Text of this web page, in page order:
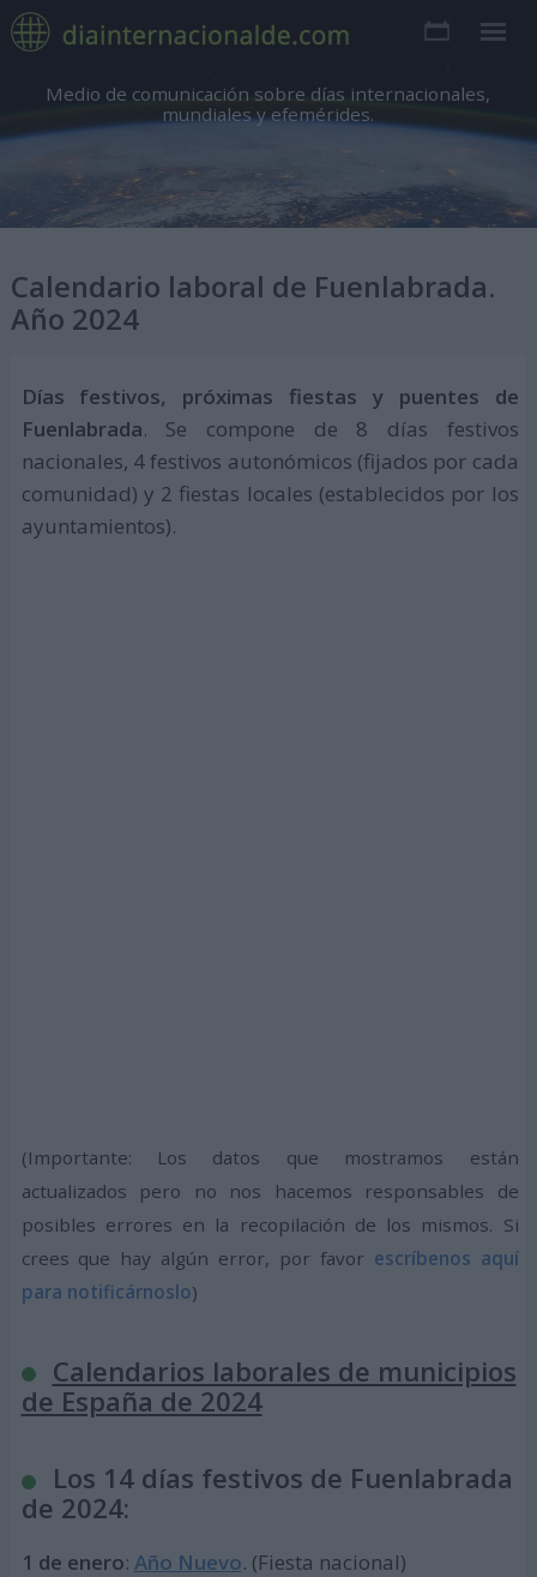
Medio de comunicación sobre días internacionales,
mundiales y efemérides.
Calendario laboral de Fuenlabrada.
Año 2024
Días festivos, próximas fiestas y puentes de
Fuenlabrada. Se compone de 8 días festivos
nacionales, 4 festivos autonómicos (fijados por cada
comunidad) y 2 fiestas locales (establecidos por los
ayuntamientos).
(Importante: Los datos que mostramos están
actualizados pero no nos hacemos responsables de
posibles errores en la recopilación de los mismos. Si
crees que hay algún error, por favor escríbenos aquí
para notificárnoslo)
Calendarios laborales de municipios
de España de 2024
Los 14 días festivos de Fuenlabrada
de 2024:
1 de enero: Año Nuevo. (Fiesta nacional)